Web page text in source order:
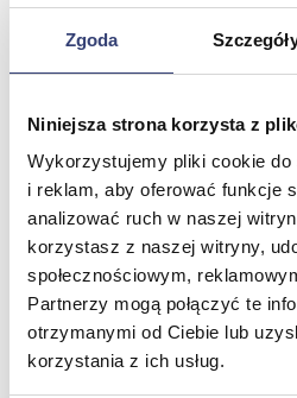
Zgoda
Niniejsza strona korzysta z
Wykorzystujemy pliki cookie
i reklam, aby oferować funkcje
analizować ruch w naszej
korzystasz z naszej witryny,
społecznościowym,
Partnerzy mogą połączyć te
otrzymanymi od Ciebie lub
korzystania z ich usług.
Wróć
Dofinansowania
Wynajem
Wróć
Zobacz wszystko
Aquatizer Testowy
Robot rehabilitacyjny ROBERT®
Robotyka w rehabilitacji
Dla rehabilitacji
Dla stomatologów